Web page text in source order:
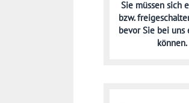
Sie müssen sich
bzw.
bevor Sie bei uns
können.